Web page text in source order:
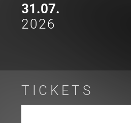
31.07.
2026
TICKETS